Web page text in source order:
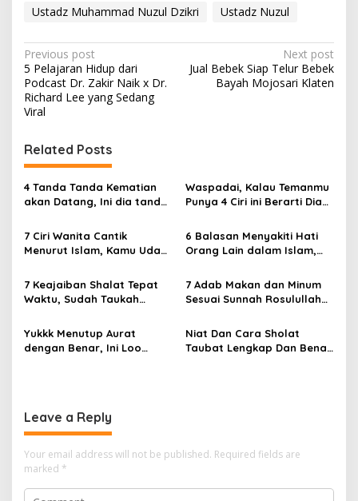
Ustadz Muhammad Nuzul Dzikri
Ustadz Nuzul
P
o
s
n
a
v
g
a
t
i
o
n
Previous post
5 Pelajaran Hidup dari
Podcast Dr. Zakir Naik x Dr.
Richard Lee yang Sedang
Viral
Next post
Jual Bebek Siap Telur Bebek
Bayah Mojosari Klaten
Related Posts
4 Tanda Tanda Kematian
akan Datang, Ini dia tanda
Waspadai, Kalau Temanmu
Punya 4 Ciri ini Berarti Dia
7 Ciri Wanita Cantik
Menurut Islam, Kamu Udah
6 Balasan Menyakiti Hati
Orang Lain dalam Islam,
7 Keajaiban Shalat Tepat
Waktu, Sudah Taukah
7 Adab Makan dan Minum
Sesuai Sunnah Rosulullah
Yukkk Menutup Aurat
dengan Benar, Ini Loo
Niat Dan Cara Sholat
Taubat Lengkap Dan Benar
Leave a Reply
Your email address will not be published. Required fields are
marked *